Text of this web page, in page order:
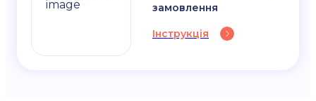
замовлення
Інструкція